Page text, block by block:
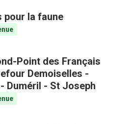
pour la faune
Point des Français
Demoiselles -
Duméril - St Joseph